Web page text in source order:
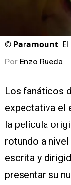
© Paramount
Por Enzo Rueda
Los fanáticos
expectativa el
la película
rotundo a nivel
escrita y
presentar su